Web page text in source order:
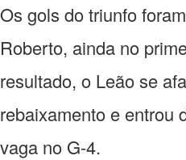
Os gols do triunfo
Roberto, ainda no
resultado, o Leão se
rebaixamento e entrou
vaga no G-4.